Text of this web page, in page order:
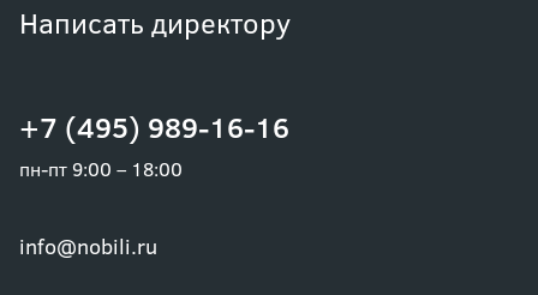
+7 (495) 989-16-16
пн-пт 9:00 – 18:00
info@nobili.ru
Написать директору